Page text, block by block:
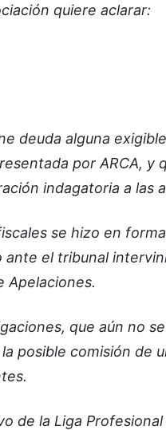
quiere aclarar:
deuda alguna
por ARCA,
indagatoria a las
se hizo en
el tribunal
Apelaciones.
que aún no
posible comisión de
de la Liga